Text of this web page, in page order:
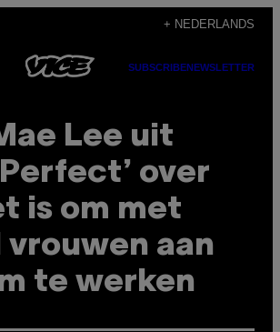
+ NEDERLANDS
SUBSCRIBENEWSLETTER
Lee uit
over
is om met
vrouwen aan
te werken